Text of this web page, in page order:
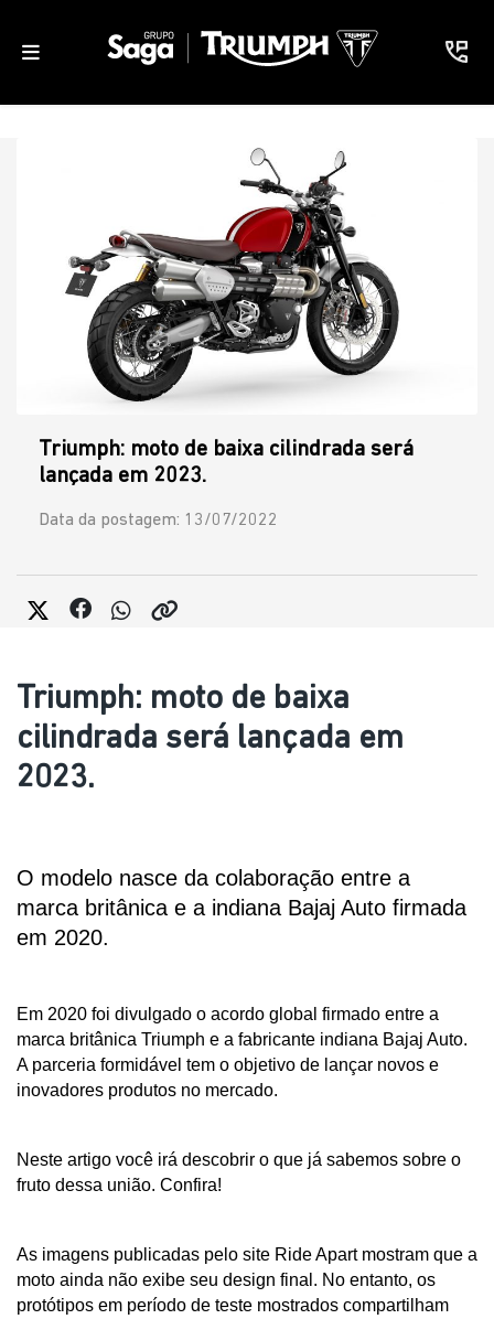
Triumph: moto de baixa cilindrada será
lançada em 2023.
Data da postagem: 13/07/2022
Triumph: moto de baixa
cilindrada será lançada em
2023.
O modelo nasce da colaboração entre a
marca britânica e a indiana Bajaj Auto firmada
em 2020.
Em 2020 foi divulgado o acordo global firmado entre a
marca britânica Triumph e a fabricante indiana Bajaj Auto.
A parceria formidável tem o objetivo de lançar novos e
inovadores produtos no mercado.
Neste artigo você irá descobrir o que já sabemos sobre o
fruto dessa união. Confira!
As imagens publicadas pelo site Ride Apart mostram que a
moto ainda não exibe seu design final. No entanto, os
protótipos em período de teste mostrados compartilham